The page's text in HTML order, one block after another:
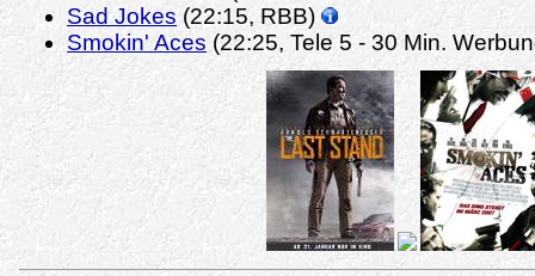
Sad Jokes (22:15, RBB)
Smokin' Aces (22:25, Tele 5 - 30 Min.